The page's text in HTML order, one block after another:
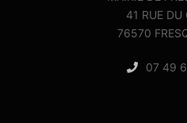
41 RUE DU
76570
07 49